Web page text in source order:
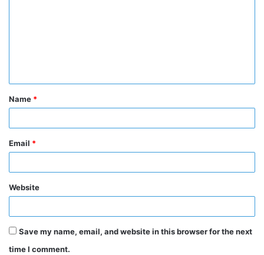
t
*
Name *
Email *
Website
Save my name, email, and website in this browser for the next
time I comment.